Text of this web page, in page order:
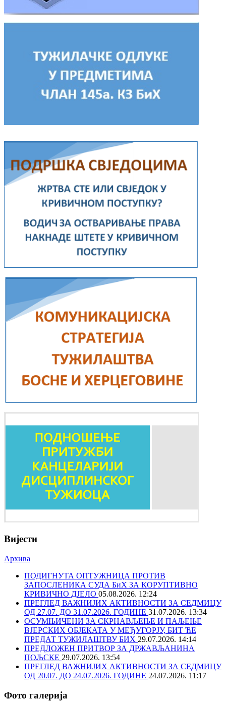
Вијести
Архива
ПОДИГНУТА ОПТУЖНИЦА ПРОТИВ
ЗАПОСЛЕНИКА СУДА БиХ ЗА КОРУПТИВНО
КРИВИЧНО ДЈЕЛО 05.08.2026. 12:24
ПРЕГЛЕД ВАЖНИЈИХ АКТИВНОСТИ ЗА СЕДМИЦУ
ОД 27.07. ДО 31.07.2026. ГОДИНЕ 31.07.2026. 13:34
ОСУМЊИЧЕНИ ЗА СКРНАВЉЕЊЕ И ПАЉЕЊЕ
ВЈЕРСКИХ ОБЈЕКАТА У МЕЂУГОРЈУ, БИТ ЋЕ
ПРЕДАТ ТУЖИЛАШТВУ БИХ 29.07.2026. 14:14
ПРЕДЛОЖЕН ПРИТВОР ЗА ДРЖАВЉАНИНА
ПОЉСКЕ 29.07.2026. 13:54
ПРЕГЛЕД ВАЖНИЈИХ АКТИВНОСТИ ЗА СЕДМИЦУ
ОД 20.07. ДО 24.07.2026. ГОДИНЕ 24.07.2026. 11:17
Фото галерија